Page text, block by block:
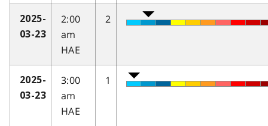
2025-
03-23
2:00
am
HAE
2
2025-
03-23
3:00
am
HAE
1